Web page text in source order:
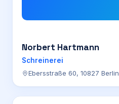
Norbert Hartmann
Schreinerei
Ebersstraße 60, 10827 Berlin